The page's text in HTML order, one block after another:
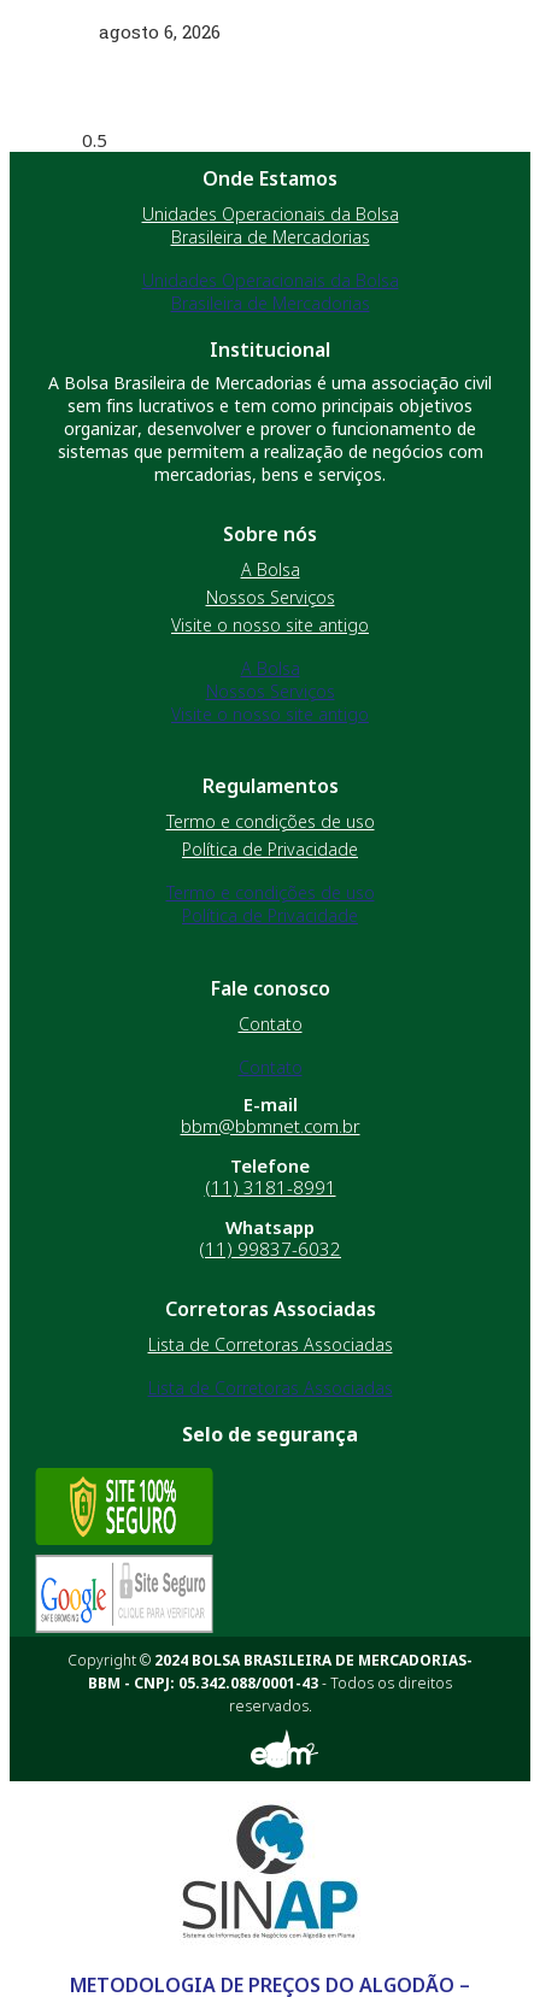
agosto 6, 2026
Onde Estamos
Unidades Operacionais da Bolsa
Brasileira de Mercadorias
Unidades Operacionais da Bolsa
Brasileira de Mercadorias
Institucional
A Bolsa Brasileira de Mercadorias é uma associação civil
sem fins lucrativos e tem como principais objetivos
organizar, desenvolver e prover o funcionamento de
sistemas que permitem a realização de negócios com
mercadorias, bens e serviços.
Sobre nós
A Bolsa
Nossos Serviços
Visite o nosso site antigo
A Bolsa
Nossos Serviços
Visite o nosso site antigo
Regulamentos
Termo e condições de uso
Política de Privacidade
Termo e condições de uso
Política de Privacidade
Fale conosco
Contato
Contato
E-mail
bbm@bbmnet.com.br
Telefone
(11) 3181-8991
Whatsapp
(11) 99837-6032
Corretoras Associadas
Lista de Corretoras Associadas
Lista de Corretoras Associadas
Selo de segurança
Copyright © 2024 BOLSA BRASILEIRA DE MERCADORIAS-
BBM - CNPJ: 05.342.088/0001-43- Todos os direitos
reservados.
METODOLOGIA DE PREÇOS DO ALGODÃO –